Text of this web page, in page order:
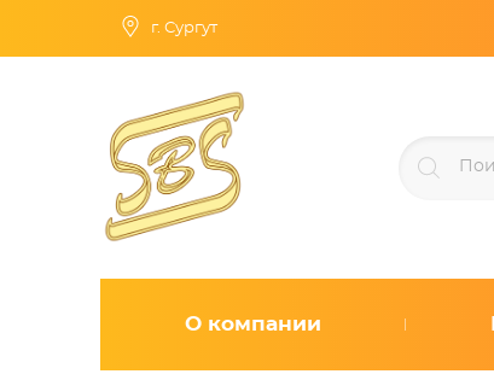
г. Сургут
О компании